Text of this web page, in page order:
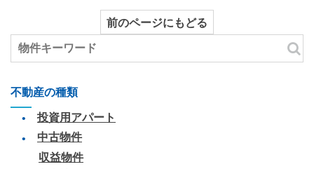
前のページにもどる
不動産の種類
投資用アパート
中古物件
収益物件